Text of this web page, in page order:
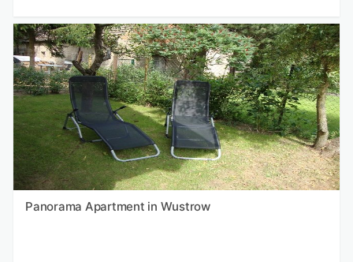
Panorama Apartment in Wustrow